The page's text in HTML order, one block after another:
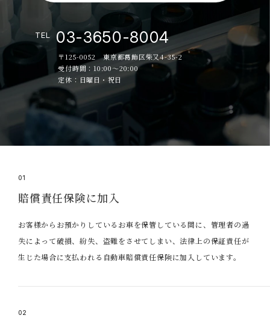
TEL 03-3650-8004
〒125-0052 東京都葛飾区柴又4-35-2
受付時間：10:00～20:00
定休：日曜日・祝日
01
賠償責任保険に加入
お客様からお預かりしているお車を保管している間に、管理者の過
失によって破損、紛失、盗難をさせてしまい、法律上の保証責任が
生じた場合に支払われる自動車賠償責任保険に加入しています。
02